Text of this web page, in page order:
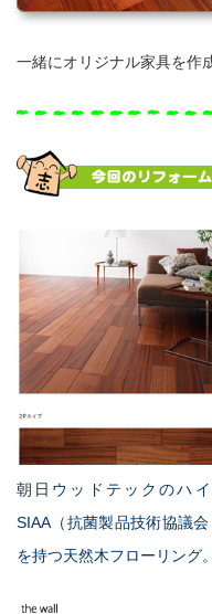
一緒にオリジナル家具を作
朝日ウッドテックのハ
SIAA（抗菌製品技術協議
を持つ天然木フローリング。